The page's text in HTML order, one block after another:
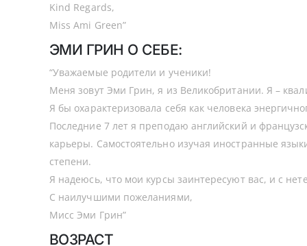
Kind Regards,
Miss Ami Green”
ЭМИ ГРИН О СЕБЕ:
“Уважаемые родители и ученики!
Меня зовут Эми Грин, я из Великобритании. Я –
Я бы охарактеризовала себя как человека
Последние 7 лет я преподаю английский и
карьеры. Самостоятельно изучая иностранные
степени.
Я надеюсь, что мои курсы заинтересуют вас, и с
С наилучшими пожеланиями,
Мисс Эми Грин”
ВОЗРАСТ